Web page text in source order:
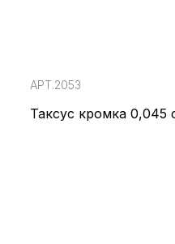
АРТ.2053
Таксус кромка 0,045